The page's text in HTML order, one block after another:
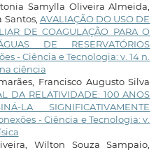
Samylla Oliveira Almeida,
Santos, AVALIAÇÃO DO USO DE
DE COAGULAÇÃO PARA O
DE RESERVATÓRIOS
- Ciência e Tecnologia: v. 14 n.
ciência
Francisco Augusto Silva
DA RELATIVIDADE: 100 ANOS
LA SIGNIFICATIVAMENTE
- Ciência e Tecnologia: v.
Wilton Souza Sampaio,